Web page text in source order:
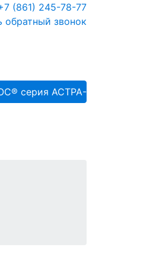
(861) 245-78-77
обратный звонок
серия АСТРА-ДАБЛ